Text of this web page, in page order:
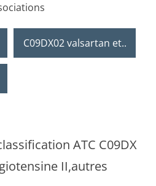
C09DX02 valsartan et..
ATC C09DX
II,autres